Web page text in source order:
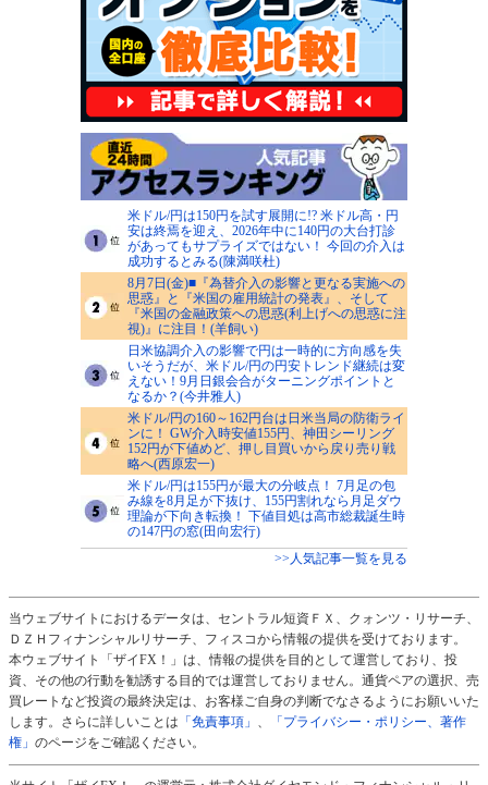
米ドル/円は150円を試す展開に!? 米ドル高・円
安は終焉を迎え、2026年中に140円の大台打診
があってもサプライズではない！ 今回の介入は
成功するとみる(陳満咲杜)
8月7日(金)■『為替介入の影響と更なる実施への
思惑』と『米国の雇用統計の発表』、そして
『米国の金融政策への思惑(利上げへの思惑に注
視)』に注目！(羊飼い)
日米協調介入の影響で円は一時的に方向感を失
いそうだが、米ドル/円の円安トレンド継続は変
えない！9月日銀会合がターニングポイントと
なるか？(今井雅人)
米ドル/円の160～162円台は日米当局の防衛ライ
ンに！ GW介入時安値155円、神田シーリング
152円が下値めど、押し目買いから戻り売り戦
略へ(西原宏一)
米ドル/円は155円が最大の分岐点！ 7月足の包
み線を8月足が下抜け、155円割れなら月足ダウ
理論が下向き転換！ 下値目処は高市総裁誕生時
の147円の窓(田向宏行)
>>人気記事一覧を見る
当ウェブサイトにおけるデータは、セントラル短資ＦＸ、クォンツ・リサーチ、
ＤＺＨフィナンシャルリサーチ、フィスコから情報の提供を受けております。
本ウェブサイト「ザイFX！」は、情報の提供を目的として運営しており、投
資、その他の行動を勧誘する目的では運営しておりません。通貨ペアの選択、売
買レートなど投資の最終決定は、お客様ご自身の判断でなさるようにお願いいた
します。さらに詳しいことは 「免責事項」
「プライバシー・ポリシー、著作
権」 のページをご確認ください。